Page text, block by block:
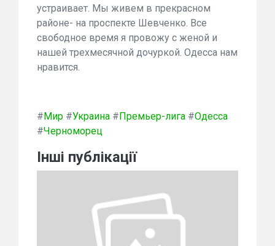
устраивает. Мы живем в прекрасном
районе- на проспекте Шевченко. Все
свободное время я провожу с женой и
нашей трехмесячной дочуркой. Одесса нам
нравится.
#Мир #Украина #Премьер-лига #Одесса
#Черноморец
Інші публікації